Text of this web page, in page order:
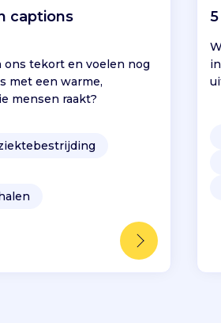
captions
ons tekort en voelen nog
met een warme,
mensen raakt?